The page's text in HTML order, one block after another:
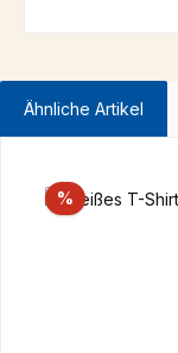
Ähnliche Artikel
% Rabatt